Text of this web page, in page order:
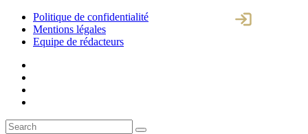
Politique de confidentialité
Mentions légales
Equipe de rédacteurs